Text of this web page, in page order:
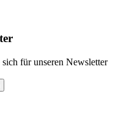
für unseren Newsletter